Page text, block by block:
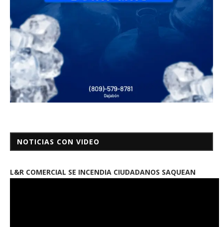
NOTICIAS CON VIDEO
L&R COMERCIAL SE INCENDIA CIUDADANOS SAQUEAN